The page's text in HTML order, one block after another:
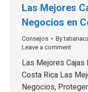
Las Mejores
Negocios en
Consejos By
Leave a comment
Las Mejores Cajas
Costa Rica Las
Negocios,